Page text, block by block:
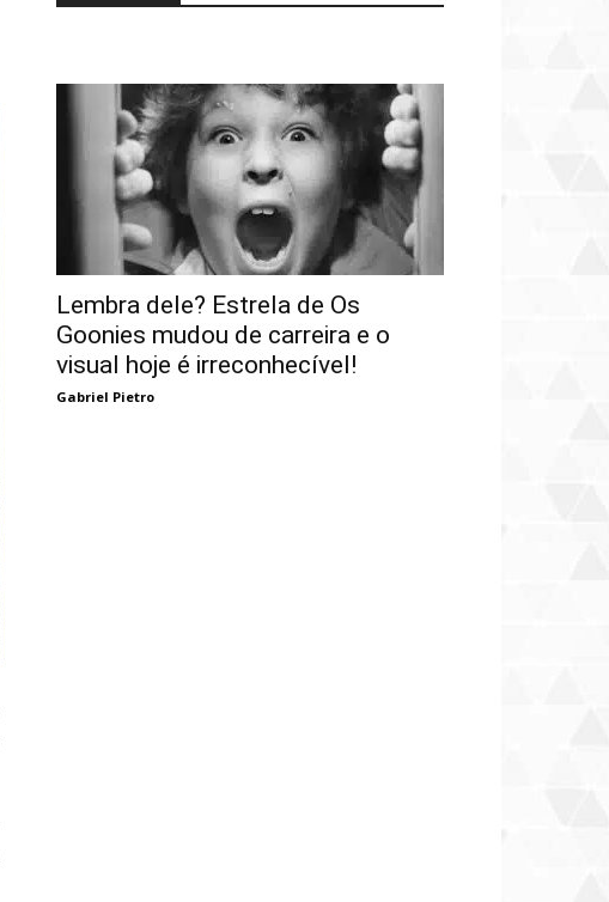
Lembra dele? Estrela de Os
Goonies mudou de carreira e o
visual hoje é irreconhecível!
Gabriel Pietro